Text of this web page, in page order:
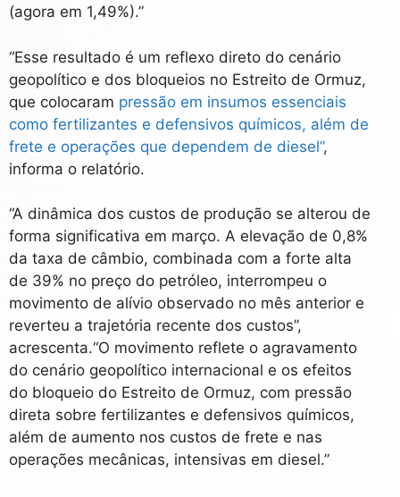
(agora em 1,49%).”
“Esse resultado é um reflexo direto do cenário
geopolítico e dos bloqueios no Estreito de Ormuz,
que colocaram pressão em insumos essenciais
como fertilizantes e defensivos químicos, além de
frete e operações que dependem de diesel”,
informa o relatório.
“A dinâmica dos custos de produção se alterou de
forma significativa em março. A elevação de 0,8%
da taxa de câmbio, combinada com a forte alta
de 39% no preço do petróleo, interrompeu o
movimento de alívio observado no mês anterior e
reverteu a trajetória recente dos custos”,
acrescenta.“O movimento reflete o agravamento
do cenário geopolítico internacional e os efeitos
do bloqueio do Estreito de Ormuz, com pressão
direta sobre fertilizantes e defensivos químicos,
além de aumento nos custos de frete e nas
operações mecânicas, intensivas em diesel.”